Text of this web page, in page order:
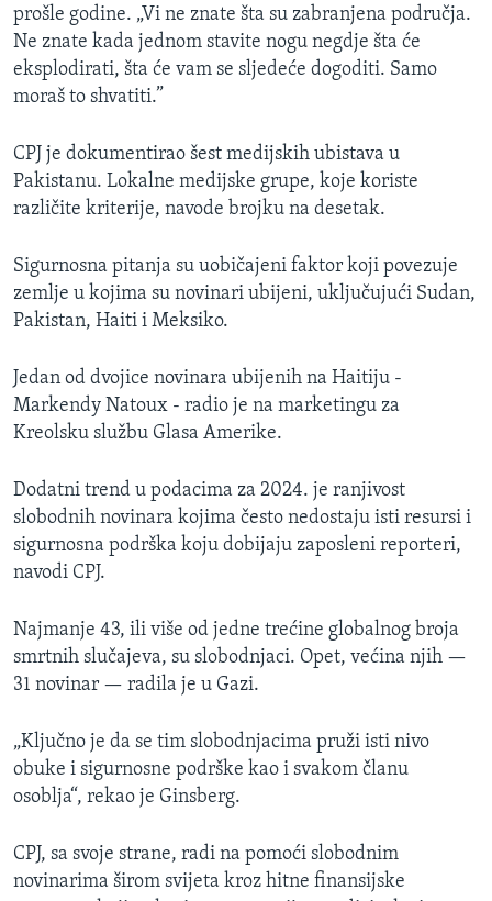
prošle godine. „Vi ne znate šta su zabranjena područja.
Ne znate kada jednom stavite nogu negdje šta će
eksplodirati, šta će vam se sljedeće dogoditi. Samo
moraš to shvatiti.”
CPJ je dokumentirao šest medijskih ubistava u
Pakistanu. Lokalne medijske grupe, koje koriste
različite kriterije, navode brojku na desetak.
Sigurnosna pitanja su uobičajeni faktor koji povezuje
zemlje u kojima su novinari ubijeni, uključujući Sudan,
Pakistan, Haiti i Meksiko.
Jedan od dvojice novinara ubijenih na Haitiju -
Markendy Natoux - radio je na marketingu za
Kreolsku službu Glasa Amerike.
Dodatni trend u podacima za 2024. je ranjivost
slobodnih novinara kojima često nedostaju isti resursi i
sigurnosna podrška koju dobijaju zaposleni reporteri,
navodi CPJ.
Najmanje 43, ili više od jedne trećine globalnog broja
smrtnih slučajeva, su slobodnjaci. Opet, većina njih —
31 novinar — radila je u Gazi.
„Ključno je da se tim slobodnjacima pruži isti nivo
obuke i sigurnosne podrške kao i svakom članu
osoblja“, rekao je Ginsberg.
CPJ, sa svoje strane, radi na pomoći slobodnim
novinarima širom svijeta kroz hitne finansijske